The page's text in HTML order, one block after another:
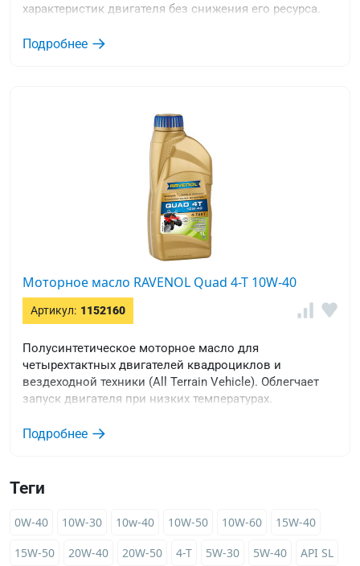
Теги
0W-40 10W-30 10w-40 10W-50 10W-60
15W-40
15W-50
20W-40 20W-50 4-T 5W-30 5W-40
API SL
характеристик двигателя без снижения его ресурса.
Подробнее
Моторное масло RAVENOL Quad 4-T 10W-40
Артикул: 1152160
Полусинтетическое моторное масло для
четырехтактных двигателей квадроциклов и
вездеходной техники (All Terrain Vehicle). Облегчает
запуск двигателя при низких температурах.
эксплуатации. Обеспечивает снижение вредных
Подробнее